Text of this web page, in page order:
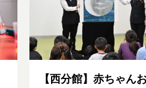
【西分館】赤ちゃん